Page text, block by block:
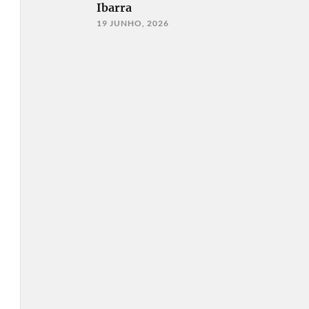
Ibarra
19 JUNHO, 2026